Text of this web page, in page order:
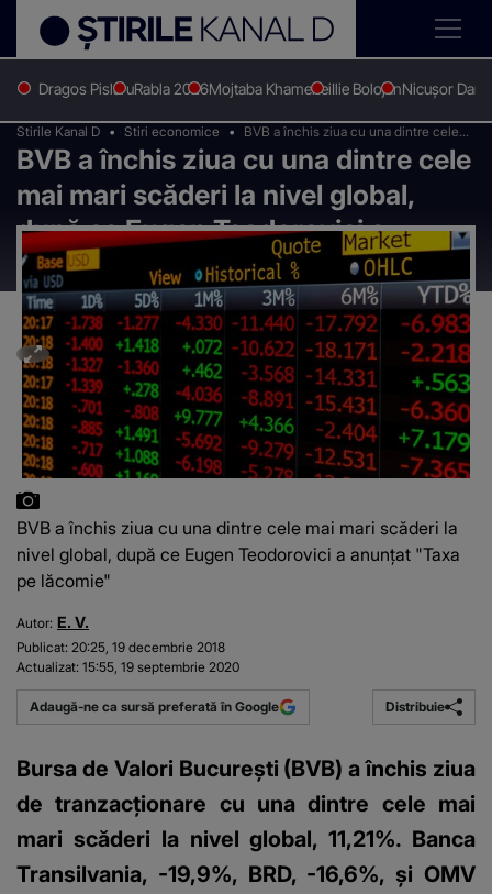
Dragos PislaruRabla 2026Mojtaba KhameneiIlie BolojanNicușor Dan
Stirile Kanal D Stiri economice
BVB a închis ziua cu una dintre cele
mai mari scăderi la nivel global, după
ce Eugen Teodorovici a anunțat "Taxa
pe lăcomie"
BVB a închis ziua cu una dintre cele
mai mari scăderi la nivel global,
după ce Eugen Teodorovici a
anunțat "Taxa pe lăcomie"
BVB a închis ziua cu una dintre cele mai mari scăderi la
nivel global, după ce Eugen Teodorovici a anunțat "Taxa
pe lăcomie"
Autor: E. V.
Publicat: 20:25, 19 decembrie 2018
Actualizat: 15:55, 19 septembrie 2020
Adaugă-ne ca sursă preferată în Google Distribuie
Bursa de Valori Bucureşti (BVB) a închis ziua
de tranzacţionare cu una dintre cele mai
mari scăderi la nivel global, 11,21%. Banca
Transilvania, -19,9%, BRD, -16,6%, şi OMV